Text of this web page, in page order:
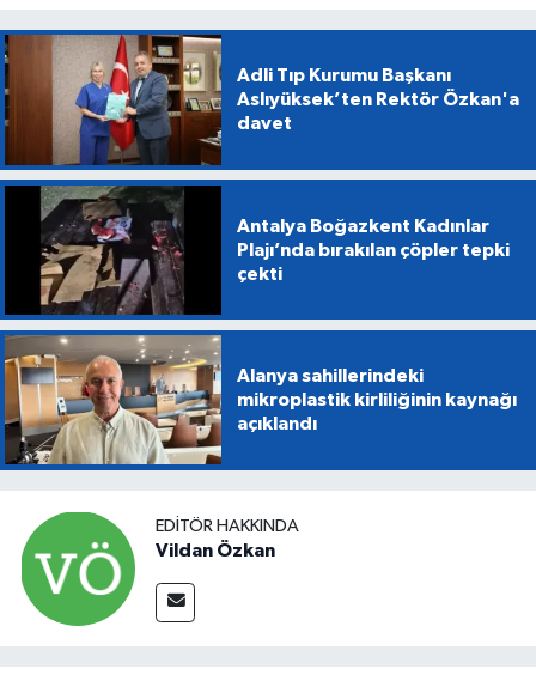
Adli Tıp Kurumu Başkanı
Aslıyüksek’ten Rektör Özkan'a
davet
Antalya Boğazkent Kadınlar
Plajı’nda bırakılan çöpler tepki
çekti
Alanya sahillerindeki
mikroplastik kirliliğinin kaynağı
açıklandı
EDITÖR HAKKINDA
Vildan Özkan